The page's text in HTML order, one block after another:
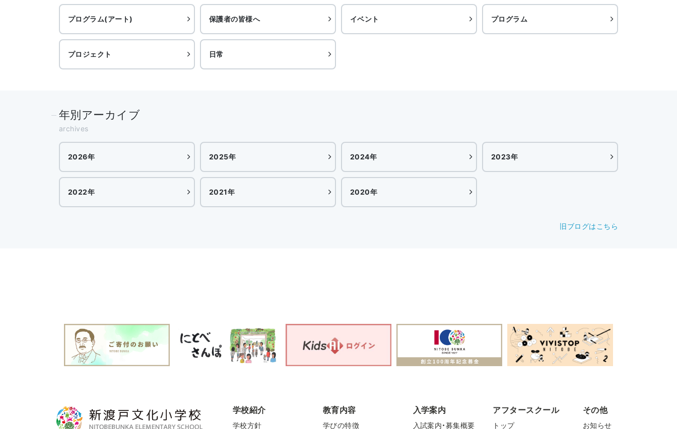
プログラム(アート) 保護者の皆様へ イベント プログラム
プロジェクト 日常
年別アーカイブ
archives
2026年 2025年 2024年 2023年
2022年 2021年 2020年
旧ブログはこちら
学校紹介
学校方針
教育内容
学びの特徴
入学案内
入試案内・募集概要
アフタースクール
トップ
その他
お知らせ